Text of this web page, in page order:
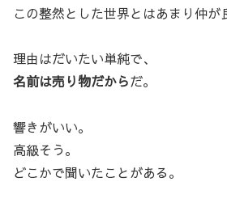
この整然とした世界とはあまり仲が
理由はだいたい単純で、
名前は売り物だからだ。
響きがいい。
高級そう。
どこかで聞いたことがある。